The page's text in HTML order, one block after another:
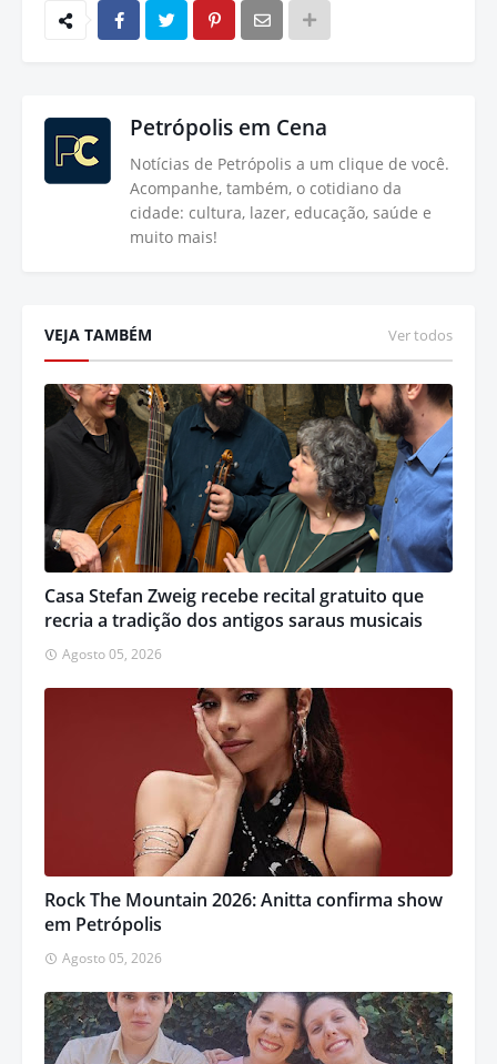
Petrópolis em Cena
Notícias de Petrópolis a um clique de você.
Acompanhe, também, o cotidiano da
cidade: cultura, lazer, educação, saúde e
muito mais!
VEJA TAMBÉM Ver todos
Casa Stefan Zweig recebe recital gratuito que
recria a tradição dos antigos saraus musicais
Agosto 05, 2026
Rock The Mountain 2026: Anitta confirma show
em Petrópolis
Agosto 05, 2026